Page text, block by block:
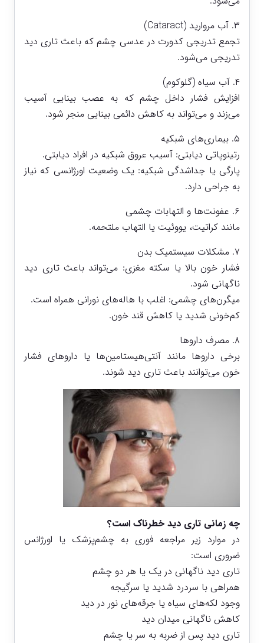
۳. آب مروارید (Cataract)
تجمع تدریجی کدورت در عدسی چشم که باعث تاری دید
تدریجی می‌شود.
۴. آب سیاه (گلوکوم)
افزایش فشار داخل چشم که به عصب بینایی آسیب
می‌زند و می‌تواند به کاهش دائمی بینایی منجر شود.
۵. بیماری‌های شبکیه
رتینوپاتی دیابتی: آسیب عروق شبکیه در افراد دیابتی.
پارگی یا جداشدگی شبکیه: یک وضعیت اورژانسی که نیاز
به جراحی دارد.
۶. عفونت‌ها و التهابات چشمی
مانند کراتیت، یووئیت یا التهاب ملتحمه.
۷. مشکلات سیستمیک بدن
فشار خون بالا یا سکته مغزی: می‌تواند باعث تاری دید
ناگهانی شود.
میگرن‌های چشمی: اغلب با هاله‌های نورانی همراه است.
کم‌خونی شدید یا کاهش قند خون.
۸. مصرف داروها
برخی داروها مانند آنتی‌هیستامین‌ها یا داروهای فشار
خون می‌توانند باعث تاری دید شوند.
چه زمانی تاری دید خطرناک است؟
در موارد زیر مراجعه فوری به چشم‌پزشک یا اورژانس
ضروری است:
تاری دید ناگهانی در یک یا هر دو چشم
همراهی با سردرد شدید یا سرگیجه
وجود لکه‌های سیاه یا جرقه‌های نور در دید
کاهش ناگهانی میدان دید
تاری دید پس از ضربه به سر یا چشم